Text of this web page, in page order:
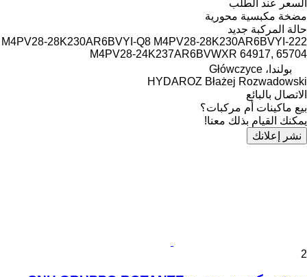
السعر عند الطلب
مضخة مكبسية محورية
حالة المركبة جديد
M4PV28-28K230AR6BVYI-Q8 M4PV28-28K230AR6BVYI-222
M4PV28-24K237AR6BVWXR 64917, 65704
بولندا، Główczyce
HYDAROZ Błażej Rozwadowski
الاتصال بالبائع
بيع ماكينات أم مركبات؟
يمكنك القيام بذلك معنا!
نشر إعلانك
2